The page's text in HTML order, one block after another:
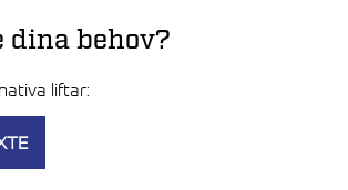
dina behov?
liftar: